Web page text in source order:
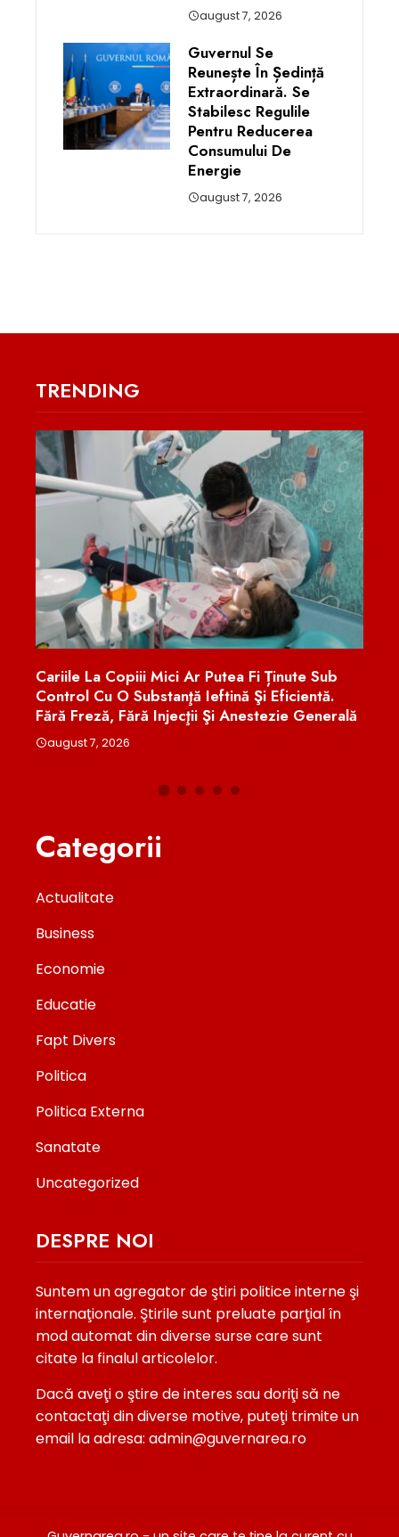
august 7, 2026
Guvernul Se
Reunește În Ședință
Extraordinară. Se
Stabilesc Regulile
Pentru Reducerea
Consumului De
Energie
august 7, 2026
TRENDING
Fi Ținute Sub
Şi Eficientă.
Generală
Eugen Tomac: Peste 1.500 De
Trebui Comasate. „Prioritatea Zero
României Este Reforma
Categorii
Actualitate
Business
Economie
Educatie
Fapt Divers
Politica
Politica Externa
Sanatate
Uncategorized
DESPRE NOI
Suntem un agregator de ştiri politice interne şi
internaţionale. Ştirile sunt preluate parţial în
mod automat din diverse surse care sunt
citate la finalul articolelor.
Dacă aveţi o ştire de interes sau doriţi să ne
contactaţi din diverse motive, puteţi trimite un
email la adresa: admin@guvernarea.ro